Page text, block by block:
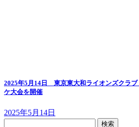
2025年5月14日 東京東大和ライオンズクラブ
ケ大会を開催
2025年5月14日